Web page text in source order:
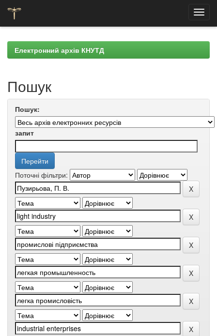
navigationЕлектронний архів КНУТД
Пошук
Пошук:
запит
Поточні фільтри: